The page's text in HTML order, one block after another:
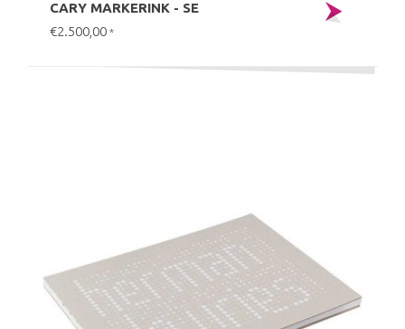
CARY MARKERINK - SE
€2.500,00 *